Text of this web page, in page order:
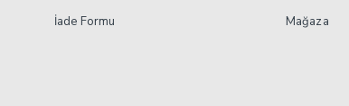
İade Formu
Mağaza